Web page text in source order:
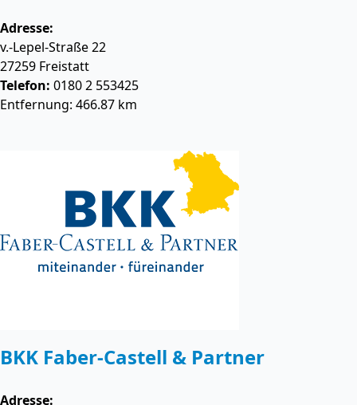
Adresse:
v.-Lepel-Straße 22
27259 Freistatt
Telefon: 0180 2 553425
Entfernung: 466.87 km
BKK Faber-Castell & Partner
Adresse: